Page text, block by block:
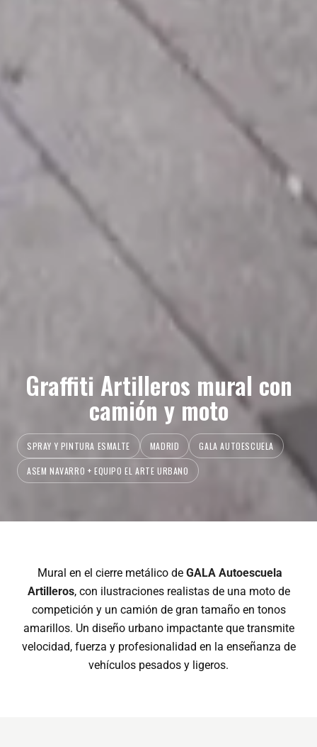
Graffiti Artilleros mural con
camión y moto
SPRAY Y PINTURA ESMALTE MADRID GALA AUTOESCUELA
ASEM NAVARRO + EQUIPO EL ARTE URBANO
Mural en el cierre metálico de GALA Autoescuela
Artilleros, con ilustraciones realistas de una moto de
competición y un camión de gran tamaño en tonos
amarillos. Un diseño urbano impactante que transmite
velocidad, fuerza y profesionalidad en la enseñanza de
vehículos pesados y ligeros.